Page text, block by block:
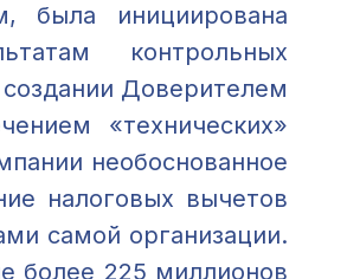
была инициирована
контрольных
Доверителем
«технических»
необоснованное
налоговых вычетов
самой организации.
более 225 миллионов